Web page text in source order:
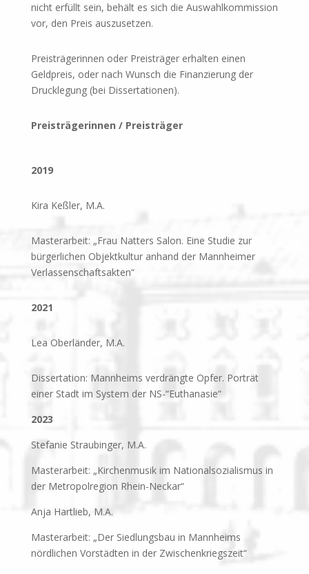
nicht erfüllt sein, behält es sich die Auswahlkommission
vor, den Preis auszusetzen.
Preisträgerinnen oder Preisträger erhalten einen
Geldpreis, oder nach Wunsch die Finanzierung der
Drucklegung (bei Dissertationen).
Preisträgerinnen / Preisträger
2019
Kira Keßler, M.A.
Masterarbeit: „Frau Natters Salon. Eine Studie zur
bürgerlichen Objektkultur anhand der Mannheimer
Verlassenschaftsakten“
2021
Lea Oberländer, M.A.
Dissertation: Mannheims verdrängte Opfer. Porträt
einer Stadt im System der NS-“Euthanasie“
2023
Stefanie Straubinger, M.A.
Masterarbeit: „Kirchenmusik im Nationalsozialismus in
der Metropolregion Rhein-Neckar“
Anja Hartlieb, M.A.
Masterarbeit: „Der Siedlungsbau in Mannheims
nördlichen Vorstädten in der Zwischenkriegszeit“